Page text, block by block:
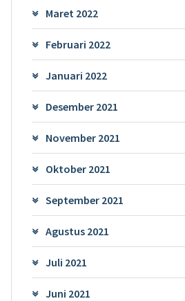
Maret 2022
Februari 2022
Januari 2022
Desember 2021
November 2021
Oktober 2021
September 2021
Agustus 2021
Juli 2021
Juni 2021